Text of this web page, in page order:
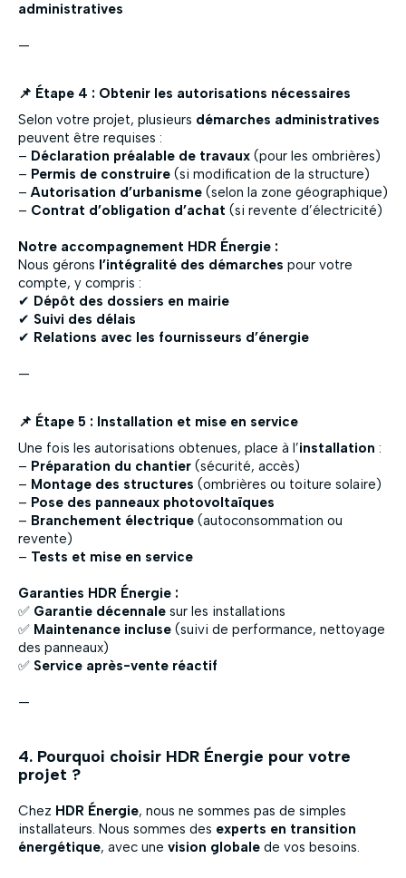
administratives
—
📌 Étape 4 : Obtenir les autorisations nécessaires
Selon votre projet, plusieurs démarches administratives
peuvent être requises :
– Déclaration préalable de travaux (pour les ombrières)
– Permis de construire (si modification de la structure)
–Autorisation d’urbanisme (selon la zone géographique)
– Contrat d’obligation d’achat (si revente d’électricité)
Notre accompagnement HDR Énergie :
Nous gérons l’intégralité des démarches pour votre
compte, y compris :
✔ Dépôt des dossiers en mairie
✔ Suivi des délais
✔ Relations avec les fournisseurs d’énergie
—
📌 Étape 5 : Installation et mise en service
Une fois les autorisations obtenues, place à l’installation :
– Préparation du chantier (sécurité, accès)
– Montage des structures (ombrières ou toiture solaire)
– Pose des panneaux photovoltaïques
– Branchement électrique (autoconsommation ou
revente)
– Tests et mise en service
Garanties HDR Énergie :
✅ Garantie décennale sur les installations
✅ Maintenance incluse (suivi de performance, nettoyage
des panneaux)
✅ Service après-vente réactif
—
4. Pourquoi choisir HDR Énergie pour votre
projet ?
Chez HDR Énergie, nous ne sommes pas de simples
installateurs. Nous sommes des experts en transition
énergétique, avec une vision globale de vos besoins.